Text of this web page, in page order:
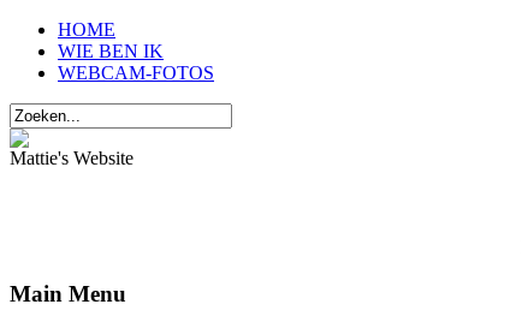
HOME
WIE BEN IK
WEBCAM-FOTOS
Mattie's Website
Main Menu